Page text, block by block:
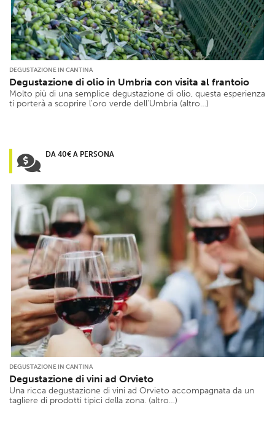
DEGUSTAZIONE IN CANTINA
Degustazione di olio in Umbria con visita al frantoio
Molto più di una semplice degustazione di olio, questa esperienza
ti porterà a scoprire l'oro verde dell'Umbria (altro…)
DA 40€ A PERSONA
DEGUSTAZIONE IN CANTINA
Degustazione di vini ad Orvieto
Una ricca degustazione di vini ad Orvieto accompagnata da un
tagliere di prodotti tipici della zona. (altro…)